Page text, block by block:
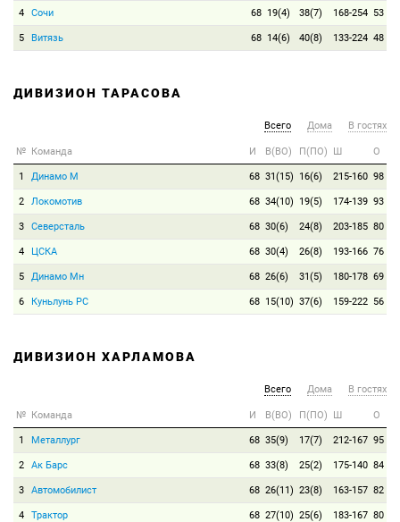
4 Сочи 68 19(4) 38(7) 168-254 53
5 Витязь 68 14(6) 40(8) 133-224 48
ДИВИЗИОН ТАРАСОВА
Всего Дома В гостях
№ Команда И В(ВО) П(ПО) Ш О
1 Динамо М 68 31(15) 16(6) 215-160 98
2 Локомотив 68 34(10) 19(5) 174-139 93
3 Северсталь 68 30(6) 24(8) 203-185 80
4 ЦСКА 68 30(4) 26(8) 193-166 76
5 Динамо Мн 68 26(6) 31(5) 180-178 69
6 Куньлунь РС 68 15(10) 37(6) 159-222 56
ДИВИЗИОН ХАРЛАМОВА
Всего Дома В гостях
№ Команда И В(ВО) П(ПО) Ш О
1 Металлург 68 35(9) 17(7) 212-167 95
2 Ак Барс 68 33(8) 25(2) 175-140 84
3 Автомобилист 68 26(11) 23(8) 163-157 82
4 Трактор 68 27(10) 25(6) 183-167 80